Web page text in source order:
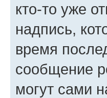
кто-то уже
надпись,
время
сообщение
могут сами